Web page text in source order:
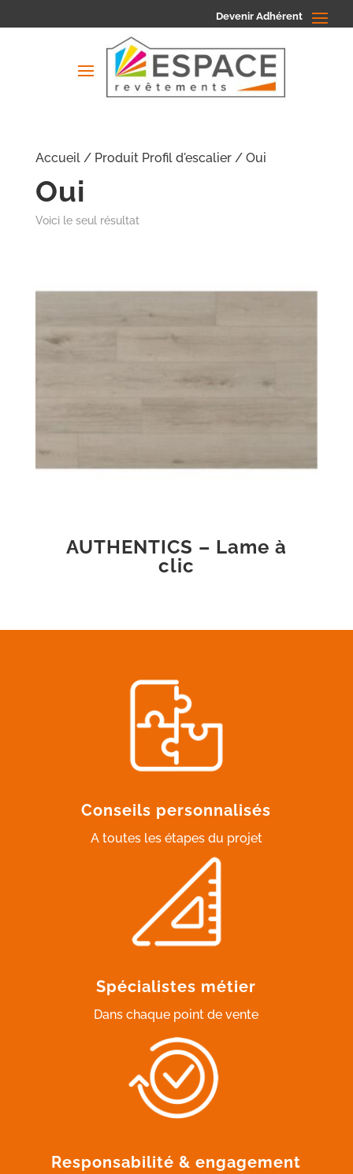
Devenir Adhérent
Accueil/ Produit Profil d'escalier / Oui
Oui
Voici le seul résultat
AUTHENTICS – Lame à
clic
Conseils personnalisés
A toutes les étapes du projet
Spécialistes métier
Dans chaque point de vente
Responsabilité & engagement